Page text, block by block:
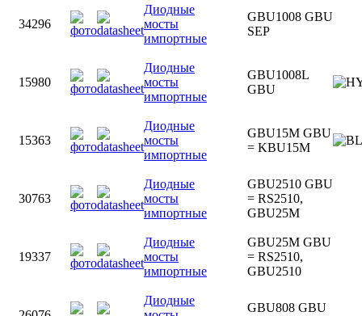
34296
Диодные
мосты
импортные
GBU1008 GBU
SEP
15980
Диодные
мосты
импортные
GBU1008L
GBU
15363
Диодные
мосты
импортные
GBU15M GBU
= KBU15M
30763
Диодные
мосты
импортные
GBU2510 GBU
= RS2510,
GBU25M
19337
Диодные
мосты
импортные
GBU25M GBU
= RS2510,
GBU2510
Диодные
GBU808 GBU